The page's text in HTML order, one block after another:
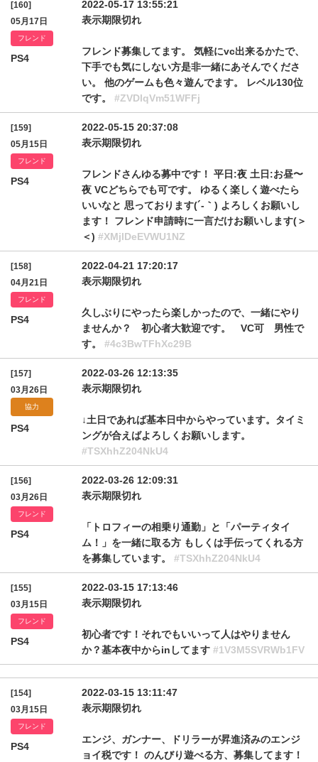
[160]
05月17日
フレンド
PS4
2022-05-17 13:55:21
表示期限切れ
フレンド募集してます。 気軽にvc出来るかたで、
下手でも気にしない方是非一緒にあそんでくださ
い。 他のゲームも色々遊んでます。 レベル130位
です。 #ZVDlqVm51WFFj
[159]
05月15日
フレンド
PS4
2022-05-15 20:37:08
表示期限切れ
フレンドさんゆる募中です！ 平日:夜 土日:お昼〜
夜 VCどちらでも可です。 ゆるく楽しく遊べたら
いいなと 思っております(´‐｀) よろしくお願いし
ます！ フレンド申請時に一言だけお願いします(＞
＜) #XMjlDeEVWU1NZ
[158]
04月21日
フレンド
PS4
2022-04-21 17:20:17
表示期限切れ
久しぶりにやったら楽しかったので、一緒にやり
ませんか？ 初心者大歓迎です。 VC可 男性で
す。 #4c3BwTFhXc29B
[157]
03月26日
協力
PS4
2022-03-26 12:13:35
表示期限切れ
↓土日であれば基本日中からやっています。タイミ
ングが合えばよろしくお願いします。
#TSXhhZ204NkU4
[156]
03月26日
フレンド
PS4
2022-03-26 12:09:31
表示期限切れ
「トロフィーの相乗り通勤」と「パーティタイ
ム！」を一緒に取る方 もしくは手伝ってくれる方
を募集しています。 #TSXhhZ204NkU4
[155]
03月15日
フレンド
PS4
2022-03-15 17:13:46
表示期限切れ
初心者です！それでもいいって人はやりません
か？基本夜中からinしてます #1V3M5SVRWb1FV
[154]
03月15日
フレンド
PS4
2022-03-15 13:11:47
表示期限切れ
エンジ、ガンナー、ドリラーが昇進済みのエンジ
ョイ税です！ のんびり遊べる方、募集してます！